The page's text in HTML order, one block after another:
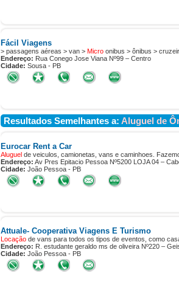
Fácil Viagens
> passagens aéreas > van > Micro onibus > ônibus >
Endereço: Rua Conego Jose Viana Nº99 – Centro
Cidade: Sousa - PB
Resultados Semelhantes a: Aluguel de
Eurocar Rent a Car
Aluguel de veiculos, camionetas, vans e caminhoes.
Endereço: Av Pres Epitacio Pessoa Nº5200 LOJA 04 –
Cidade: João Pessoa - PB
Attuale- Cooperativa Viagens E Turismo
Locação de vans para todos os tipos de eventos, como
Endereço: R. estudante geraldo ms de oliveira Nº220 –
Cidade: João Pessoa - PB